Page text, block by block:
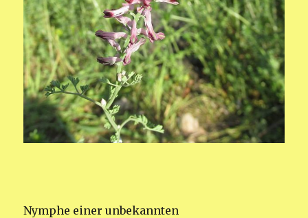
Nymphe einer unbekannten